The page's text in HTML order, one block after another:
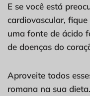
E se você está
cardiovascular,
uma fonte de ácido
de doenças do
Aproveite todos
romana na sua